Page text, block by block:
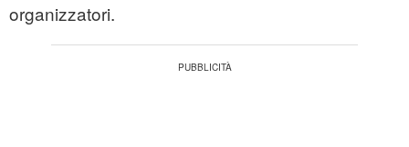
organizzatori.